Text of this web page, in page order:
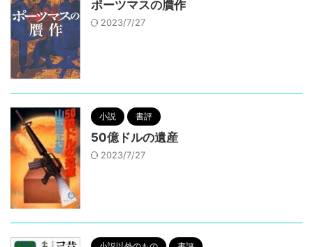
ポーツマスの贋作
2023/7/27
小説 書評
50億ドルの遺産
2023/7/27